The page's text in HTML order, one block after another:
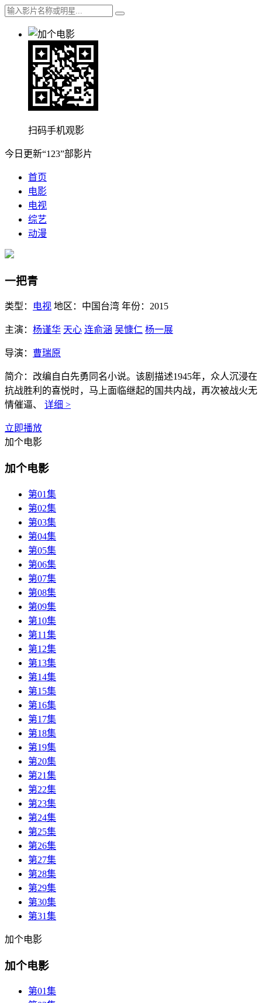
扫码手机观影
今日更新“123”部影片
首页
电影
电视
综艺
动漫
一把青
类型： 电视 地区： 中国台湾 年份： 2015
主演： 杨谨华 天心 连俞涵 吴慷仁 杨一展
导演： 曹瑞原
简介： 改编自白先勇同名小说。该剧描述1945年，众人沉浸在
抗战胜利的喜悦时，马上面临继起的国共内战，再次被战火无
情催逼、 详细 >
立即播放
加个电影
加个电影
第01集
第02集
第03集
第04集
第05集
第06集
第07集
第08集
第09集
第10集
第11集
第12集
第13集
第14集
第15集
第16集
第17集
第18集
第19集
第20集
第21集
第22集
第23集
第24集
第25集
第26集
第27集
第28集
第29集
第30集
第31集
加个电影
加个电影
第01集